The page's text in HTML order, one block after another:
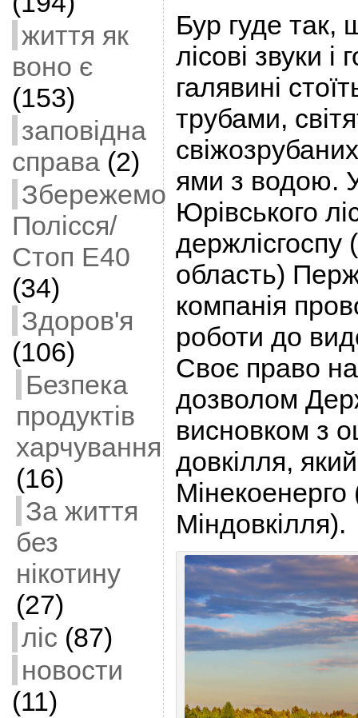
життя як
воно є
(153)
заповідна
справа(2)
Збережемо
Полісся/
Стоп Е40
(34)
Здоров'я
(106)
Безпека
продуктів
харчування
(16)
За життя
без
нікотину
(27)
ліс (87)
новости
(11)
Бур гуде так,
лісові звуки
галявині
трубами,
ями з водою.
Юрівського
область)
компанія
роботи до
Своє право на
дозволом
висновком з
довкілля,
Мінекоенерго
Міндовкілля).